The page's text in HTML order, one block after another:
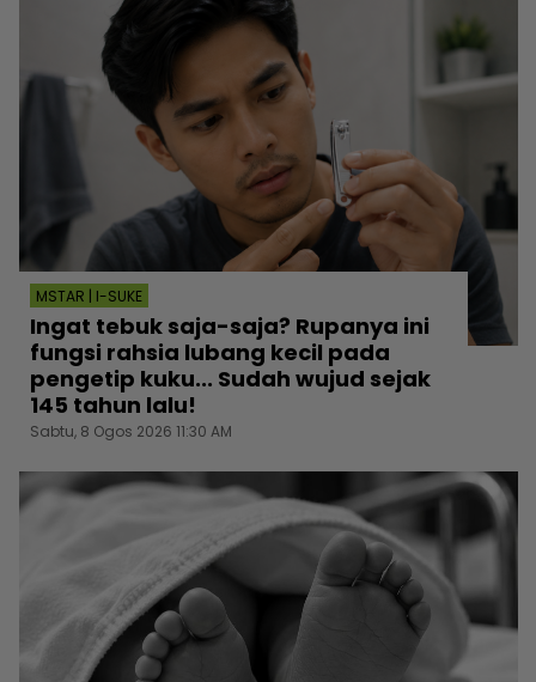
MSTAR | I-SUKE
Ingat tebuk saja-saja? Rupanya ini
fungsi rahsia lubang kecil pada
pengetip kuku... Sudah wujud sejak
145 tahun lalu!
Sabtu, 8 Ogos 2026 11:30 AM